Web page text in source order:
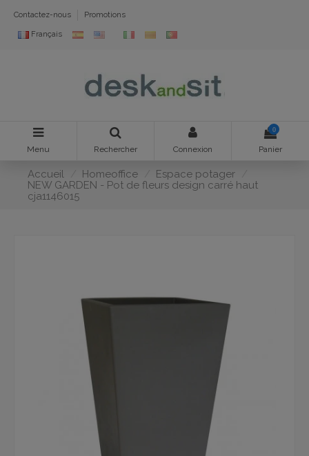
Contactez-nous Promotions
Français
Menu Rechercher Connexion
0
Panier
Accueil Homeoffice
Espace potager
NEW GARDEN - Pot de fleurs design carré haut
cja1146015